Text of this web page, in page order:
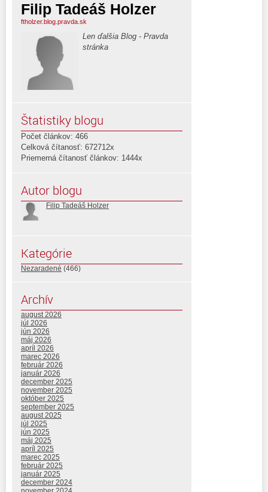
Filip Tadeáš Holzer
ftholzer.blog.pravda.sk
Len ďalšia Blog - Pravda
stránka
Štatistiky blogu
Počet článkov: 466
Celková čítanosť: 672712x
Priemerná čítanosť článkov: 1444x
Autor blogu
Filip Tadeáš Holzer
Kategórie
Nezaradené (466)
Archív
august 2026
júl 2026
jún 2026
máj 2026
apríl 2026
marec 2026
február 2026
január 2026
december 2025
november 2025
október 2025
september 2025
august 2025
júl 2025
jún 2025
máj 2025
apríl 2025
marec 2025
február 2025
január 2025
december 2024